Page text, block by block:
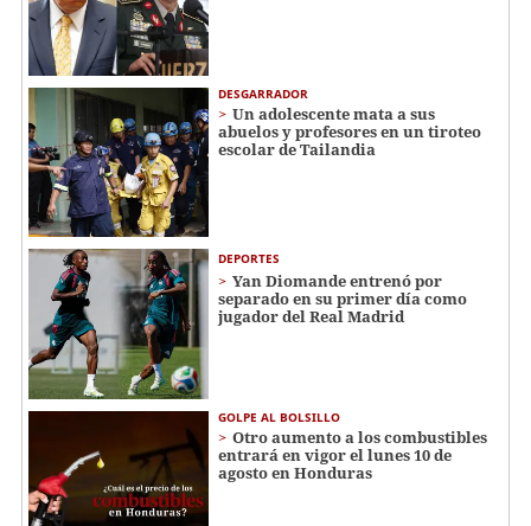
DESGARRADOR
Un adolescente mata a sus
abuelos y profesores en un tiroteo
escolar de Tailandia
DEPORTES
Yan Diomande entrenó por
separado en su primer día como
jugador del Real Madrid
GOLPE AL BOLSILLO
Otro aumento a los combustibles
entrará en vigor el lunes 10 de
agosto en Honduras